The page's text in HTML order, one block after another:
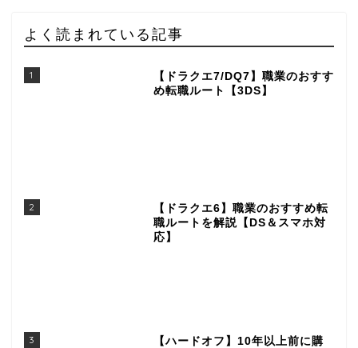
よく読まれている記事
1
【ドラクエ7/DQ7】職業のおすす
め転職ルート【3DS】
2
【ドラクエ6】職業のおすすめ転
職ルートを解説【DS＆スマホ対
応】
3
【ハードオフ】10年以上前に購